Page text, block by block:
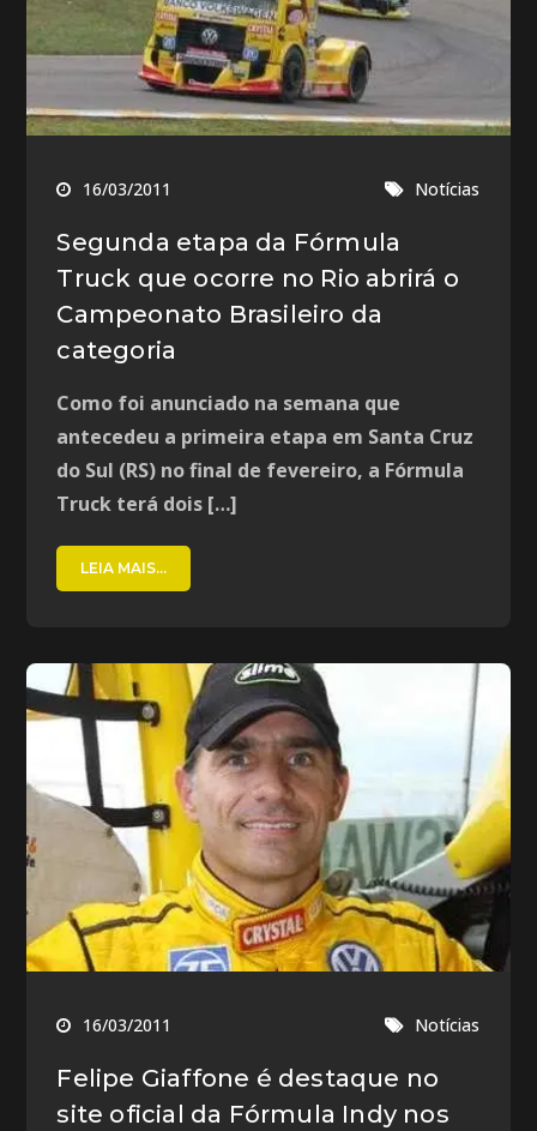
16/03/2011 Notícias
Segunda etapa da Fórmula
Truck que ocorre no Rio abrirá o
Campeonato Brasileiro da
categoria
Como foi anunciado na semana que
antecedeu a primeira etapa em Santa Cruz
do Sul (RS) no final de fevereiro, a Fórmula
Truck terá dois […]
LEIA MAIS...
16/03/2011 Notícias
Felipe Giaffone é destaque no
site oficial da Fórmula Indy nos